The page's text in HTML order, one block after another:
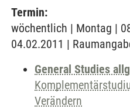
Termin:
wöchentlich | Montag |
04.02.2011 |
General Studies
Verändern